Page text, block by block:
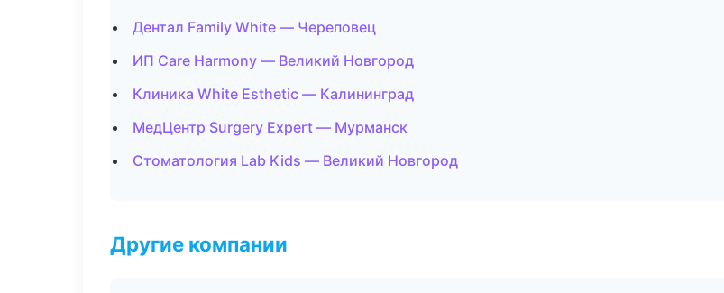
Дентал Family White — Череповец
ИП Care Harmony — Великий Новгород
Клиника White Esthetic — Калининград
МедЦентр Surgery Expert — Мурманск
Стоматология Lab Kids — Великий Новгород
Другие компании